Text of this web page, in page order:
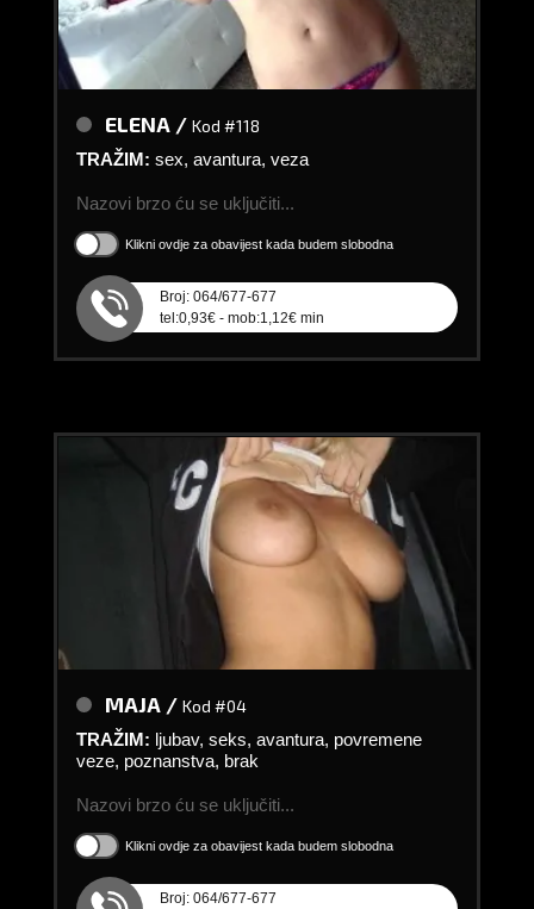
ELENA / Kod #118
TRAŽIM: sex, avantura, veza
Nazovi brzo ću se uključiti...
Klikni ovdje za obavijest kada budem slobodna
Broj: 064/677-677
tel:0,93€ - mob:1,12€ min
MAJA / Kod #04
TRAŽIM: ljubav, seks, avantura, povremene
veze, poznanstva, brak
Nazovi brzo ću se uključiti...
Klikni ovdje za obavijest kada budem slobodna
Broj: 064/677-677